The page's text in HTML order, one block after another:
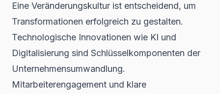
Eine Veränderungskultur ist entscheidend, um
Transformationen erfolgreich zu gestalten.
Technologische Innovationen wie KI und
Digitalisierung sind Schlüsselkomponenten der
Unternehmensumwandlung.
Mitarbeiterengagement und klare